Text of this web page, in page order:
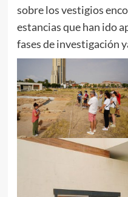
sobre los vestigios
estancias que han ido
fases de investigación